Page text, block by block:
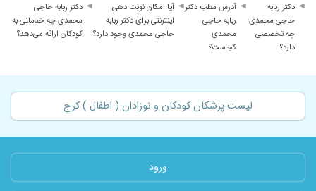
دکتر ربابه
حاجی محمدی
چه تخصصی
دارد؟
آدرس مطب دکتر
ربابه حاجی
محمدی
کجاست؟
آیا امکان نوبت دهی
اینترنتی برای دکتر ربابه
حاجی محمدی وجود دارد؟
دکتر ربابه حاجی
محمدی چه خدماتی به
کودکان ارائه می‌دهد؟
لیست پزشکان کودکان و نوزادان ( اطفال ) کرج
ورود